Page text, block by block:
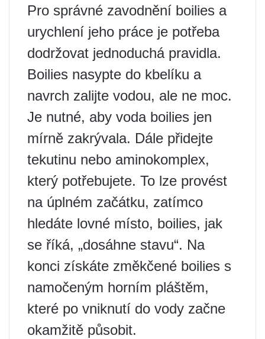
Pro správné zavodnění boilies a
urychlení jeho práce je potřeba
dodržovat jednoduchá pravidla.
Boilies nasypte do kbelíku a
navrch zalijte vodou, ale ne moc.
Je nutné, aby voda boilies jen
mírně zakrývala. Dále přidejte
tekutinu nebo aminokomplex,
který potřebujete. To lze provést
na úplném začátku, zatímco
hledáte lovné místo, boilies, jak
se říká, „dosáhne stavu“. Na
konci získáte změkčené boilies s
namočeným horním pláštěm,
které po vniknutí do vody začne
okamžitě působit.